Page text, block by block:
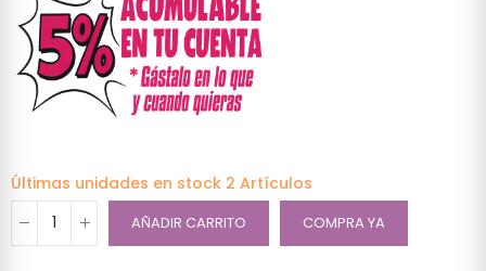
Últimas unidades en stock 2 Artículos
AÑADIR CARRITO COMPRA YA